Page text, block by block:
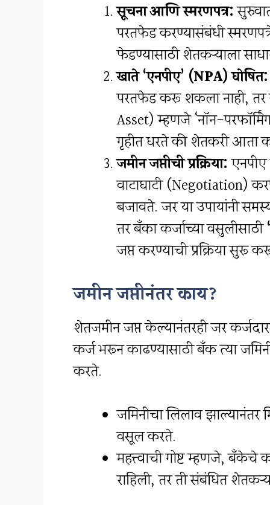
सूचना आणि स्मरणपत्र:
परतफेड करण्यासंबंधी
फेडण्यासाठी शेतकऱ्याला
खाते ‘एनपीए’ (NPA) घोषित:
परतफेड करू शकला नाही,
Asset) म्हणजे ‘नॉन-
गृहीत धरते की शेतकरी आता
जमीन जप्तीची प्रक्रिया:
वाटाघाटी (Negotiation)
बजावते. जर या उपायांनी
तर बँका कर्जाच्या वसुलीसाठी
जप्त करण्याची प्रक्रिया सुरू
जमीन जप्तीनंतर काय?
शेतजमीन जप्त केल्यानंतरही जर
कर्ज भरून काढण्यासाठी बँक त्या
करते.
जमिनीचा लिलाव
वसूल करते.
महत्त्वाची गोष्ट म्हणजे,
राहिली, तर ती संबंधित